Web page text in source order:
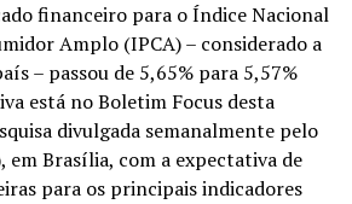
financeiro para o Índice Nacional
Amplo (IPCA) – considerado a
– passou de 5,65% para 5,57%
está no Boletim Focus desta
divulgada semanalmente pelo
em Brasília, com a expectativa de
para os principais indicadores